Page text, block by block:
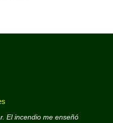
El incendio me enseñó